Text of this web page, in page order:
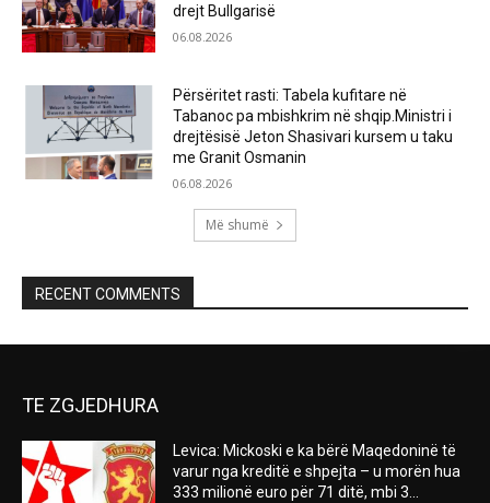
drejt Bullgarisë
06.08.2026
Përsëritet rasti: Tabela kufitare në
Tabanoc pa mbishkrim në shqip.Ministri i
drejtësisë Jeton Shasivari kursem u taku
me Granit Osmanin
06.08.2026
Më shumë
RECENT COMMENTS
TE ZGJEDHURA
Levica: Mickoski e ka bërë Maqedoninë të
varur nga kreditë e shpejta – u morën hua
333 milionë euro për 71 ditë, mbi 3...